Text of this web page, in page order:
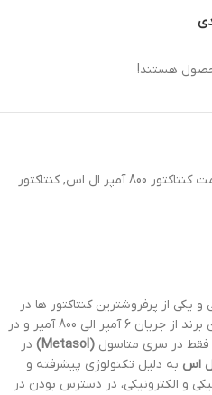
هستند!
800 آمپر ال اس , کنتاکتور
یکی از پرفروشترین کنتاکتور ها در
صنعت برق می باشد. کنتاکتورهای این برند از جریان 6 آمپر الی 800 آمپر و در
(Metasol)
در
اس به دلیل تکنولوژی پیشرفته و
و الکترونیکی، در دسترس بودن در